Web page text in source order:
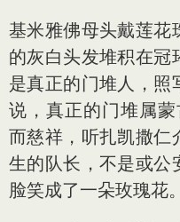
基米雅佛母头戴莲花
的灰白头发堆积在冠
是真正的门堆人，照
说，真正的门堆属
而慈祥，听扎凯撒仁
生的队长，不是或公
脸笑成了一朵玫瑰花。